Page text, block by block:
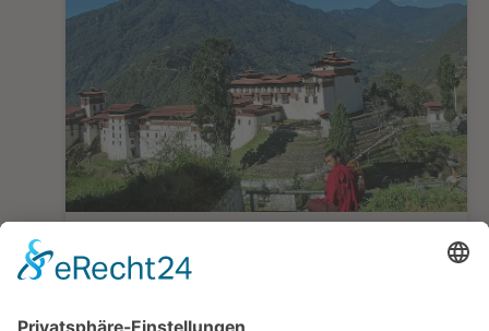
Bhutan